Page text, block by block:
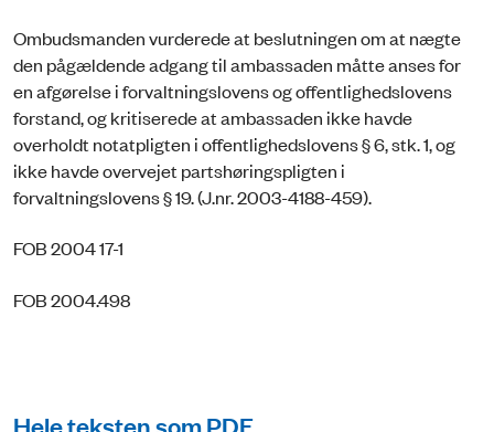
Ombudsmanden vurderede at beslutningen om at nægte
den pågældende adgang til ambassaden måtte anses for
en afgørelse i forvaltningslovens og offentlighedslovens
forstand, og kritiserede at ambassaden ikke havde
overholdt notatpligten i offentlighedslovens § 6, stk. 1, og
ikke havde overvejet partshøringspligten i
forvaltningslovens § 19. (J.nr. 2003-4188-459).
FOB 2004 17-1
FOB 2004.498
Hele teksten som PDF